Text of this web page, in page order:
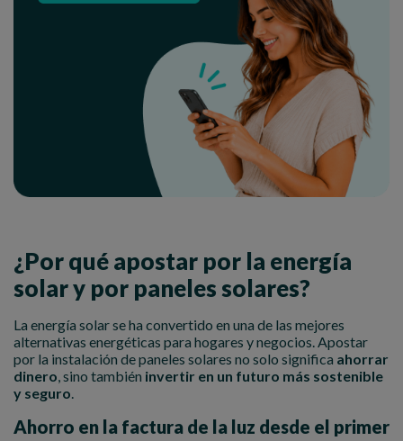
¿Por qué apostar por la energía
solar y por paneles solares?
La energía solar se ha convertido en una de las mejores
alternativas energéticas para hogares y negocios. Apostar
por la instalación de paneles solares no solo significa ahorrar
dinero , sino también invertir en un futuro más sostenible
y seguro
Ahorro en la factura de la luz desde el primer